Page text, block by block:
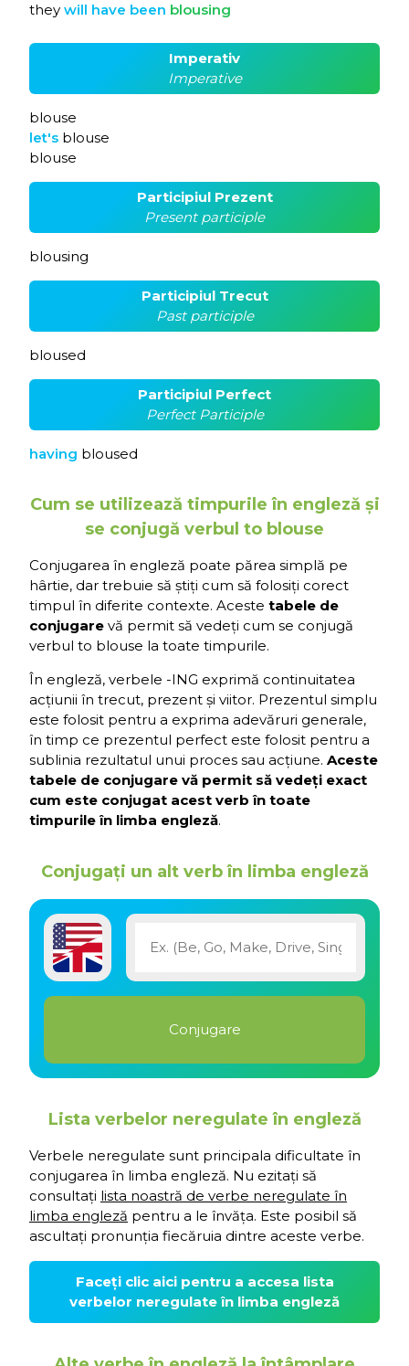
they will have been blousing
Imperativ
Imperative
blouse
let's blouse
blouse
Participiul Prezent
Present participle
blousing
Participiul Trecut
Past participle
bloused
Participiul Perfect
Perfect Participle
having bloused
Cum se utilizează timpurile în engleză și
se conjugă verbul to blouse
Conjugarea în engleză poate părea simplă pe
hârtie, dar trebuie să știți cum să folosiți corect
timpul în diferite contexte. Aceste tabele de
conjugare vă permit să vedeți cum se conjugă
verbul to blouse la toate timpurile.
În engleză, verbele -ING exprimă continuitatea
acțiunii în trecut, prezent și viitor. Prezentul simplu
este folosit pentru a exprima adevăruri generale,
în timp ce prezentul perfect este folosit pentru a
sublinia rezultatul unui proces sau acțiune. Aceste
tabele de conjugare vă permit să vedeți exact
cum este conjugat acest verb în toate
timpurile în limba engleză.
Conjugați un alt verb în limba engleză
Lista verbelor neregulate în engleză
Verbele neregulate sunt principala dificultate în
conjugarea în limba engleză. Nu ezitați să
consultați lista noastră de verbe neregulate în
limba engleză pentru a le învăța. Este posibil să
ascultați pronunția fiecăruia dintre aceste verbe.
Faceți clic aici pentru a accesa lista
verbelor neregulate în limba engleză